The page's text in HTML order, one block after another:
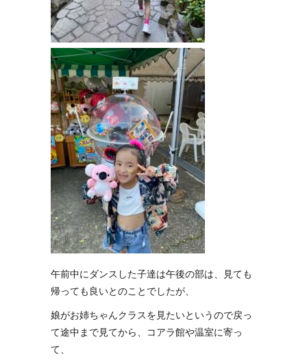
午前中にダンスした子達は午後の部は、見ても
帰っても良いとのことでしたが、
娘がお姉ちゃんクラスを見たいというので戻っ
て途中まで見てから、コアラ館や温室に寄っ
て、